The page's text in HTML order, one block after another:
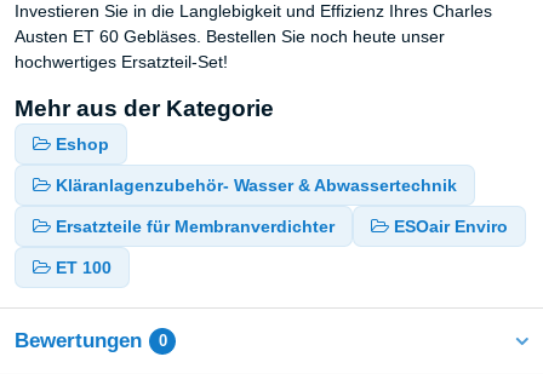
Investieren Sie in die Langlebigkeit und Effizienz Ihres Charles
Austen ET 60 Gebläses. Bestellen Sie noch heute unser
hochwertiges Ersatzteil-Set!
Mehr aus der Kategorie
Eshop
Kläranlagenzubehör- Wasser & Abwassertechnik
Ersatzteile für Membranverdichter ESOair Enviro
ET 100
Bewertungen 0